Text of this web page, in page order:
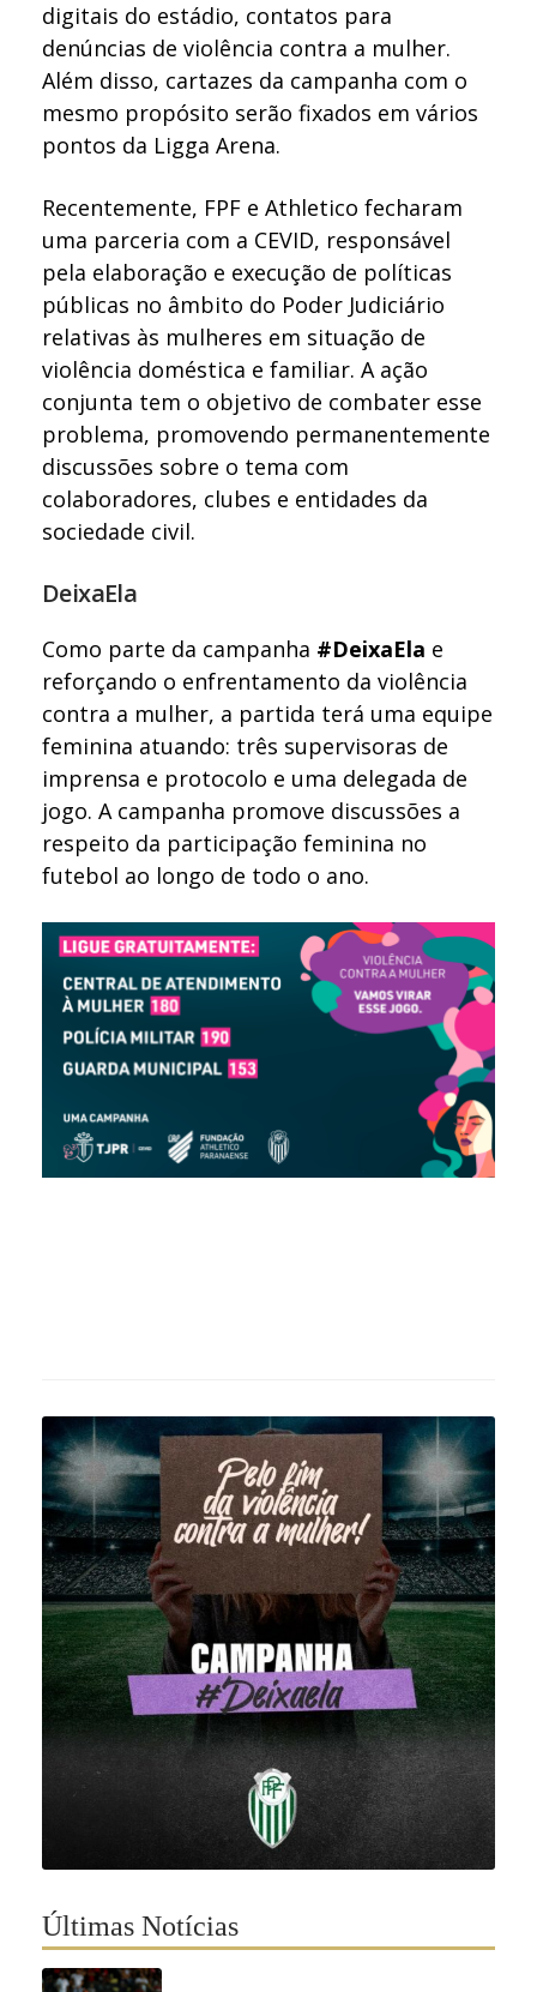
digitais do estádio, contatos para
denúncias de violência contra a mulher.
Além disso, cartazes da campanha com o
mesmo propósito serão fixados em vários
pontos da Ligga Arena.
Recentemente, FPF e Athletico fecharam
uma parceria com a CEVID, responsável
pela elaboração e execução de políticas
públicas no âmbito do Poder Judiciário
relativas às mulheres em situação de
violência doméstica e familiar. A ação
conjunta tem o objetivo de combater esse
problema, promovendo permanentemente
discussões sobre o tema com
colaboradores, clubes e entidades da
sociedade civil.
DeixaEla
Como parte da campanha #DeixaEla e
reforçando o enfrentamento da violência
contra a mulher, a partida terá uma equipe
feminina atuando: três supervisoras de
imprensa e protocolo e uma delegada de
jogo. A campanha promove discussões a
respeito da participação feminina no
futebol ao longo de todo o ano.
Últimas Notícias